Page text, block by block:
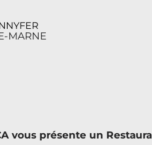
MARNE
vous présente un